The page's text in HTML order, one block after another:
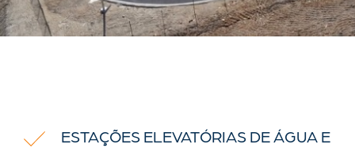
ESTAÇÕES ELEVATÓRIAS DE ÁGUA E